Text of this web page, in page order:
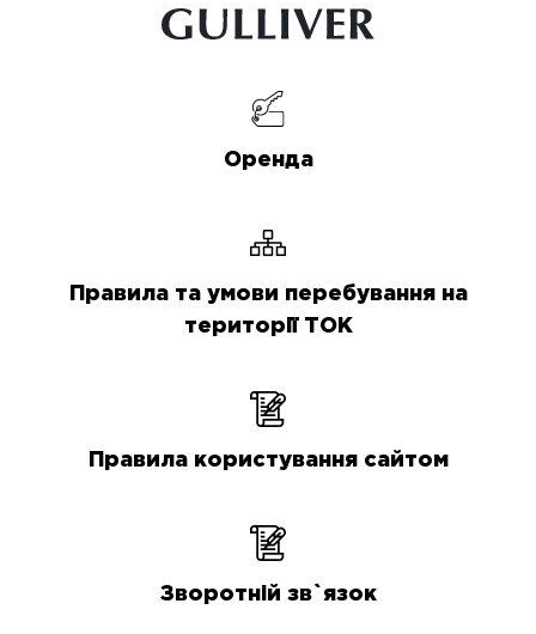
Оренда
Правила та умови перебування на
території ТОК
Правила користування сайтом
Зворотній зв`язок